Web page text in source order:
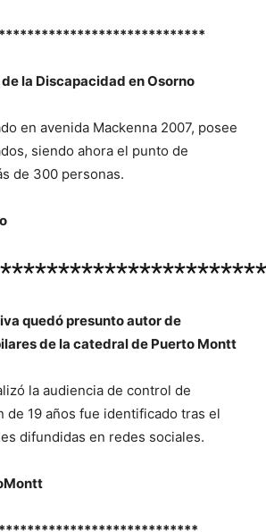
la Discapacidad en Osorno
en avenida Mackenna 2007, posee
siendo ahora el punto de
de 300 personas.
quedó presunto autor de
de la catedral de Puerto Montt
la audiencia de control de
de 19 años fue identificado tras el
difundidas en redes sociales.